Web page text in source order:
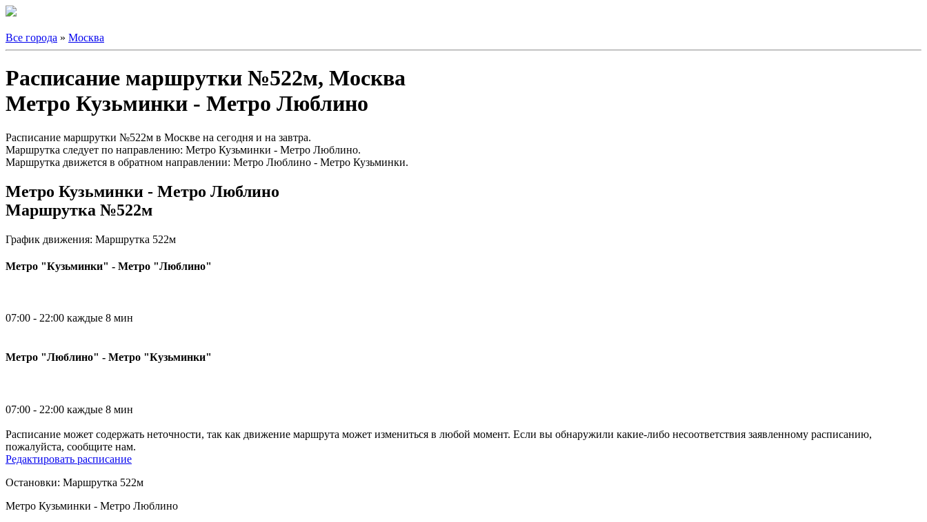
Все города » Москва
Расписание маршрутки №522м, Москва
Метро Кузьминки - Метро Люблино
Расписание маршрутки №522м в Москве на сегодня и на завтра.
Маршрутка следует по направлению: Метро Кузьминки - Метро Люблино.
Маршрутка движется в обратном направлении: Метро Люблино - Метро Кузьминки.
Метро Кузьминки - Метро Люблино
Маршрутка №522м
График движения: Маршрутка 522м
Метро "Кузьминки" - Метро "Люблино"
07:00 - 22:00 каждые 8 мин
Метро "Люблино" - Метро "Кузьминки"
07:00 - 22:00 каждые 8 мин
Расписание может содержать неточности, так как движение маршрута может измениться в любой момент. Если вы обнаружили какие-либо несоответствия заявленному расписанию,
пожалуйста, сообщите нам.
Редактировать расписание
Остановки: Маршрутка 522м
Метро Кузьминки - Метро Люблино